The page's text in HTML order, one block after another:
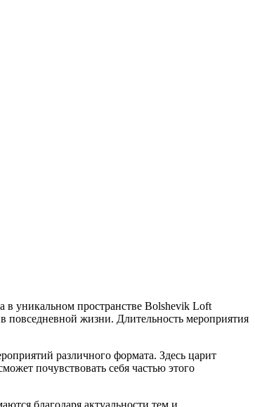
уникальном пространстве Bolshevik Loft
повседневной жизни. Длительность мероприятия
различного формата. Здесь царит
почувствовать себя частью этого
благодаря актуальности тем и